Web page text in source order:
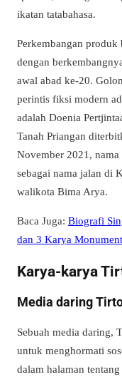
ikatan tatabahasa.
Perkembangan produk
dengan
awal abad ke-20.
perintis fiksi modern
adalah Doenia
Tanah Priangan
November 2021,
sebagai nama jalan di
walikota Bima Arya.
Baca Juga: Biografi
dan 3 Karya
Karya-karya
Media daring
Sebuah media daring,
untuk menghormati
dalam halaman